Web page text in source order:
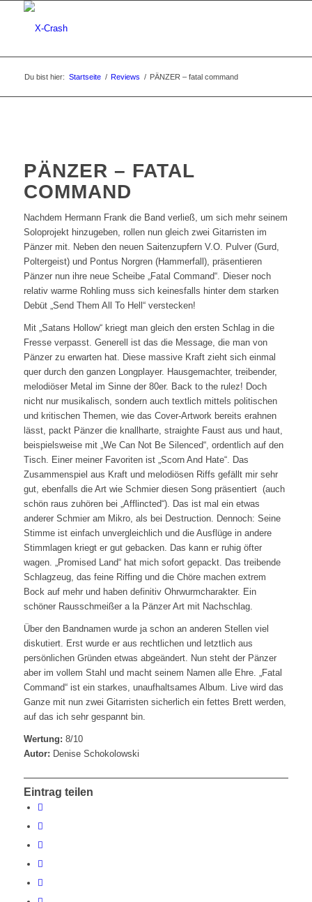
Du bist hier: Startseite / Reviews / PÄNZER – fatal command
PÄNZER – FATAL
COMMAND
Nachdem Hermann Frank die Band verließ, um sich mehr seinem
Soloprojekt hinzugeben, rollen nun gleich zwei Gitarristen im
Pänzer mit. Neben den neuen Saitenzupfern V.O. Pulver (Gurd,
Poltergeist) und Pontus Norgren (Hammerfall), präsentieren
Pänzer nun ihre neue Scheibe „Fatal Command“. Dieser noch
relativ warme Rohling muss sich keinesfalls hinter dem starken
Debüt „Send Them All To Hell“ verstecken!
Mit „Satans Hollow“ kriegt man gleich den ersten Schlag in die
Fresse verpasst. Generell ist das die Message, die man von
Pänzer zu erwarten hat. Diese massive Kraft zieht sich einmal
quer durch den ganzen Longplayer. Hausgemachter, treibender,
melodiöser Metal im Sinne der 80er. Back to the rulez! Doch
nicht nur musikalisch, sondern auch textlich mittels politischen
und kritischen Themen, wie das Cover-Artwork bereits erahnen
lässt, packt Pänzer die knallharte, straighte Faust aus und haut,
beispielsweise mit „We Can Not Be Silenced“, ordentlich auf den
Tisch. Einer meiner Favoriten ist „Scorn And Hate“. Das
Zusammenspiel aus Kraft und melodiösen Riffs gefällt mir sehr
gut, ebenfalls die Art wie Schmier diesen Song präsentiert (auch
schön raus zuhören bei „Afflincted“). Das ist mal ein etwas
anderer Schmier am Mikro, als bei Destruction. Dennoch: Seine
Stimme ist einfach unvergleichlich und die Ausflüge in andere
Stimmlagen kriegt er gut gebacken. Das kann er ruhig öfter
wagen. „Promised Land“ hat mich sofort gepackt. Das treibende
Schlagzeug, das feine Riffing und die Chöre machen extrem
Bock auf mehr und haben definitiv Ohrwurmcharakter. Ein
schöner Rausschmeißer a la Pänzer Art mit Nachschlag.
Über den Bandnamen wurde ja schon an anderen Stellen viel
diskutiert. Erst wurde er aus rechtlichen und letztlich aus
persönlichen Gründen etwas abgeändert. Nun steht der Pänzer
aber im vollem Stahl und macht seinem Namen alle Ehre. „Fatal
Command“ ist ein starkes, unaufhaltsames Album. Live wird das
Ganze mit nun zwei Gitarristen sicherlich ein fettes Brett werden,
auf das ich sehr gespannt bin.
Wertung: 8/10
Autor: Denise Schokolowski
Eintrag teilen